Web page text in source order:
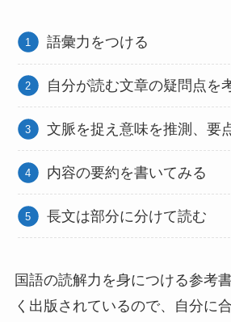
語彙力をつける
自分が読む文章の疑問点を
文脈を捉え意味を推測、要
内容の要約を書いてみる
長文は部分に分けて読む
国語の読解力を身につける参考
く出版されているので、自分に